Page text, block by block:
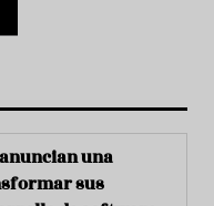
una
sus